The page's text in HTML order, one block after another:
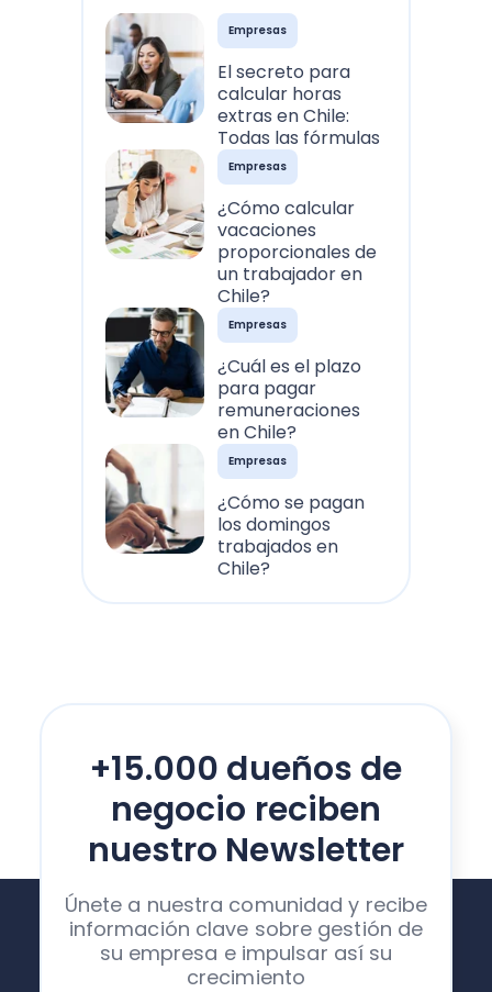
Empresas
El secreto para
calcular horas
extras en Chile:
Todas las fórmulas
Empresas
¿Cómo calcular
vacaciones
proporcionales de
un trabajador en
Chile?
Empresas
¿Cuál es el plazo
para pagar
remuneraciones
en Chile?
Empresas
¿Cómo se pagan
los domingos
trabajados en
Chile?
+15.000 dueños de
negocio reciben
nuestro Newsletter
Únete a nuestra comunidad y recibe
información clave sobre gestión de
su empresa e impulsar así su
crecimiento